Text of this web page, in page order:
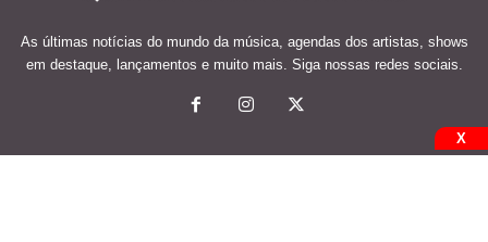
As últimas notícias do mundo da música, agendas dos artistas, shows
em destaque, lançamentos e muito mais. Siga nossas redes sociais.
X